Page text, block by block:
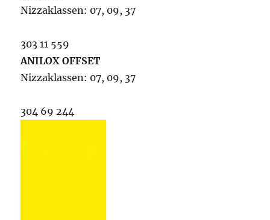
Nizzaklassen: 07, 09, 37
303 11 559
ANILOX OFFSET
Nizzaklassen: 07, 09, 37
304 69 244